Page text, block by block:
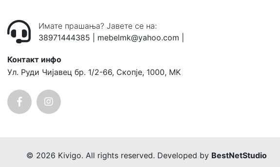
Имате прашања? Јавете се на:
38971444385
mebelmk@yahoo.com
Контакт инфо
Ул. Руди Чијавец бр. 1/2-66, Скопје, 1000, MK
© 2026 Kivigo. All rights reserved. Developed by BestNetStudio